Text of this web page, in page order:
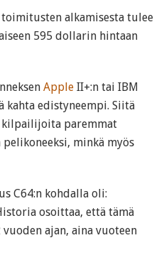
alkamisesta tulee
595 dollarin hintaan
Apple II+:n tai IBM
kahta edistyneempi. Siitä
kilpailijoita paremmat
minkä myös
C64:n kohdalla oli:
osoittaa, että tämä
ajan, aina vuoteen